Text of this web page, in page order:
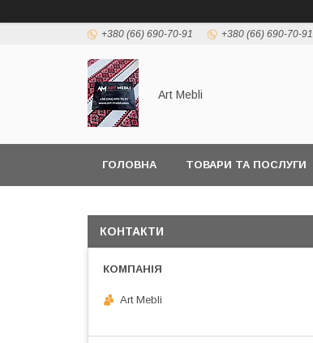
+380 (66) 690-70-91 +380 (66) 690-70-91
Art Mebli
ГОЛОВНА ТОВАРИ ТА ПОСЛУГИ
КОНТАКТИ
Art Mebli